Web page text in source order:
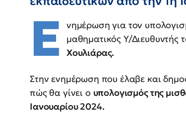
Ε νημέρωση για τον
μαθηματικός Υ/Διευθυντής
Χουλιάρας.
Στην ενημέρωση που έλαβε και
πώς θα γίνει ο υπολογισμός της
Ιανουαρίου 2024.